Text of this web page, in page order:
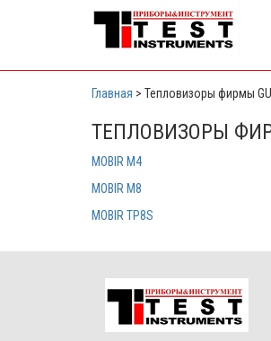
Главная > Тепловизоры фирмы
ТЕПЛОВИЗОРЫ
MOBIR M4
MOBIR M8
MOBIR TP8S